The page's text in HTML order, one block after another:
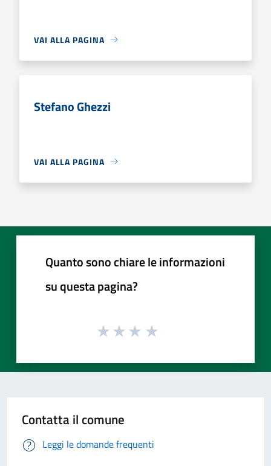
VAI ALLA PAGINA
Stefano Ghezzi
VAI ALLA PAGINA
Quanto sono chiare le informazioni
su questa pagina?
Contatta il comune
Leggi le domande frequenti